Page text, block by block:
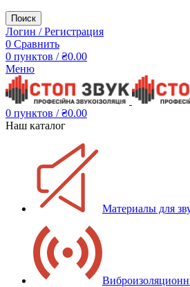
Поиск
Логин / Регистрация
0 Сравнить
0 пунктов / ₴0.00
Меню
0 пунктов / ₴0.00
Наш каталог
Материалы для